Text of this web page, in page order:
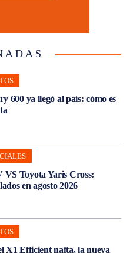
600 ya llegó al país: cómo es
Toyota Yaris Cross:
en agosto 2026
X1 Efficient nafta, la nueva